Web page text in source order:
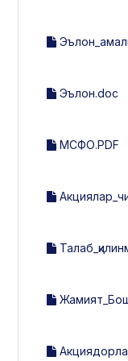
Эълон.doc
МСФО.PDF